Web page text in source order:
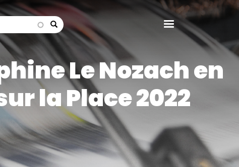
search
Le Nozach en
la Place 2022